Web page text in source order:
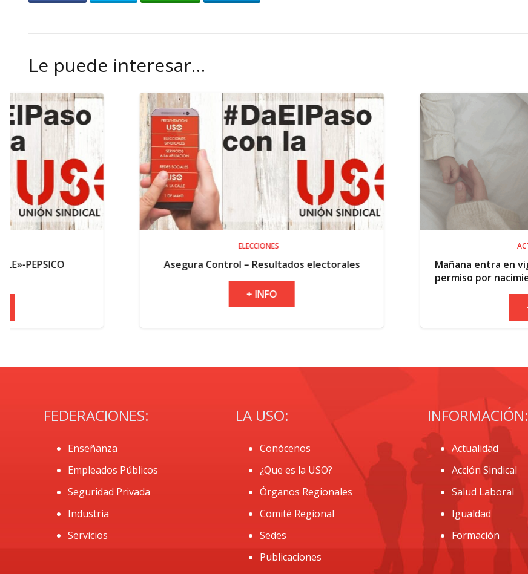
Le puede interesar…
Asegura Control – Resultados electorales
Mañana entra en vigor la ampliación del
FEDERACIONES:
Enseñanza
Empleados Públicos
Seguridad Privada
Industria
Servicios
LA USO:
Conócenos
¿Que es la USO?
Órganos Regionales
Comité Regional
Sedes
Publicaciones
INFORMACIÓN:
Actualidad
Acción Sindical
Salud Laboral
Igualdad
Formación